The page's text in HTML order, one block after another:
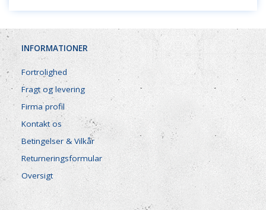
INFORMATIONER
Fortrolighed
Fragt og levering
Firma profil
Kontakt os
Betingelser & Vilkår
Returneringsformular
Oversigt